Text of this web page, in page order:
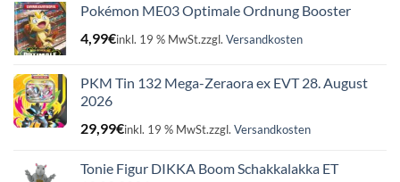
Pokémon ME03 Optimale Ordnung Booster
4,99€inkl. 19 % MwSt.zzgl. Versandkosten
PKM Tin 132 Mega-Zeraora ex EVT 28. August
2026
29,99€inkl. 19 % MwSt.zzgl. Versandkosten
Tonie Figur DIKKA Boom Schakkalakka ET